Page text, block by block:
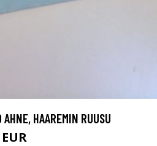
HAAREMIN RUUSU